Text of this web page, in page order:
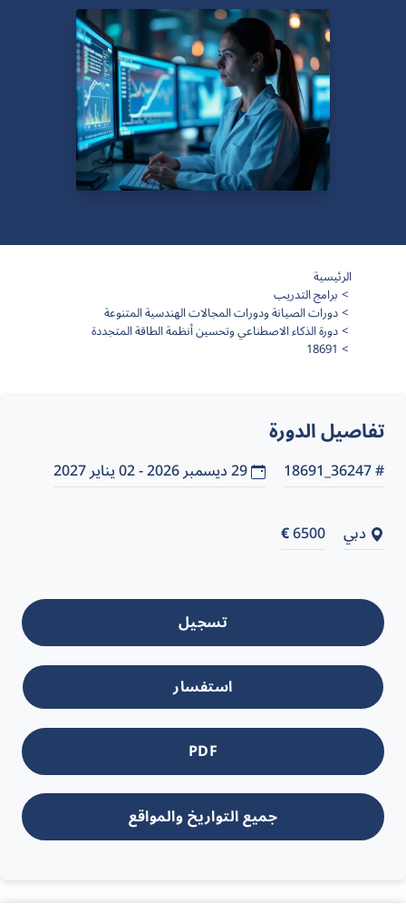
الرئيسية
برامج التدريب
دورات الصيانة ودورات المجالات الهندسية المتنوعة
دورة الذكاء الاصطناعي وتحسين أنظمة الطاقة المتجددة
18691
تفاصيل الدورة
# 36247_18691 29 ديسمبر 2026 - 02 يناير 2027
دبي 6500
€
تسجيل
استفسار
PDF
جميع التواريخ والمواقع